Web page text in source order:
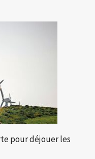
pour déjouer les